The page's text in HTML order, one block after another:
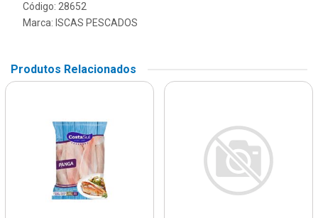
Código: 28652
Marca: ISCAS PESCADOS
Produtos Relacionados